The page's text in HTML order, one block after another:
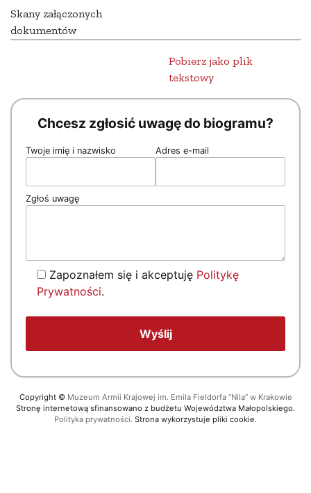
Skany załączonych
dokumentów
Pobierz jako plik
tekstowy
Chcesz zgłosić uwagę do biogramu?
Twoje imię i nazwisko Adres e-mail
Zgłoś uwagę
Zapoznałem się i akceptuję Politykę
Prywatności.
Copyright © Muzeum Armii Krajowej im. Emila Fieldorfa “Nila” w Krakowie
Stronę internetową sfinansowano z budżetu Województwa Małopolskiego.
Polityka prywatności. Strona wykorzystuje pliki cookie.